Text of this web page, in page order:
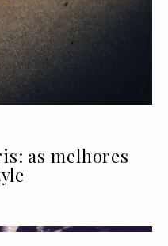
as melhores